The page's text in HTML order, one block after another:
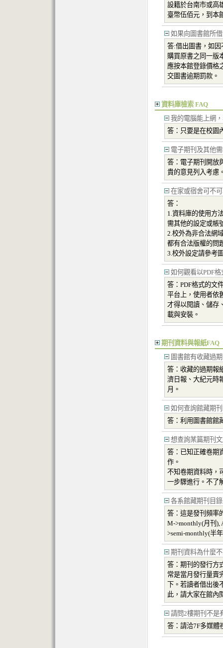
設籍於台南市或高
臺幣伍佰元，到本
如果向圖書館所
答:借出圖書，如
購買原書之同一版
應按本館登錄價格
交圖書逾期罰款。
資料庫檢索 FAQ
我的電腦能上網
答：只要是在校園
電子期刊及其他
答：電子期刊開放
貴的意見列入考慮
在家或宿舍可不
答：
1.資料庫的使用方
需其他的設定或帳
2.校外為非合法網
都有合法版權的問
3.校外設定請參考
如何觀看以PDF
答：PDF格式的文
平台上，使用者依
才得以閱讀、儲存
載與安裝。
期刊資料與報紙FAQ
圖書館有收藏過
答：收藏的過期報
濟日報、大紀元時
月。
如何查詢館藏期
答：利用圖書館館
想查詢某篇期刊
答：已知正確卷期
作。
不知卷期資料時，
一步驟進行。不了
各系館藏期刊目
答：這是發刊頻率
M->monthly(月刊),
>semi-monthly(半
期刊資料為什麼
答：期刊的發行方
常是當月發行量賣
下。若讀者借出
此，請大家在館內
請問2樓期刊不是
答：請洽7F多媒體